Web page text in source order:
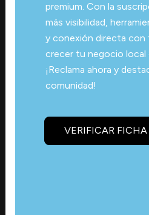
premium. Con la
más visibilidad,
y conexión directa con
crecer tu negocio local
¡Reclama ahora y
comunidad!
VERIFICAR FICHA